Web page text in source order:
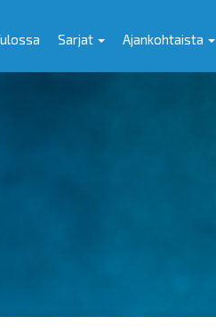
Sarjat Ajankohtaista